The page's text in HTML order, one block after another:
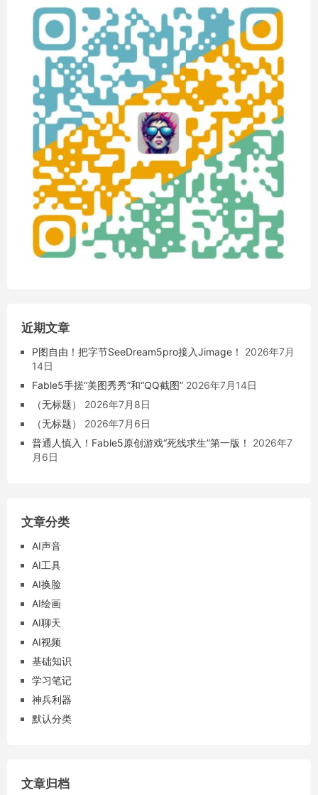
近期文章
P图自由！把字节SeeDream5pro接入Jimage！
2026年7月
14日
Fable5手搓“美图秀秀”和“QQ截图” 2026年7月14日
（无标题）
2026年7月8日
（无标题）
2026年7月6日
普通人慎入！Fable5原创游戏“死线求生”第一版！
2026年7
月6日
文章分类
AI声音
AI工具
AI换脸
AI绘画
AI聊天
AI视频
基础知识
学习笔记
神兵利器
默认分类
文章归档